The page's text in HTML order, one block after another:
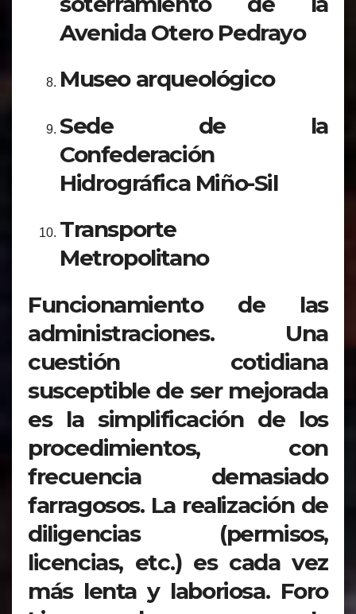
Avenida Otero Pedrayo
Museo arqueológico
Sede de la
Confederación
Hidrográfica Miño-Sil
Transporte
Metropolitano
Funcionamiento de las
administraciones. Una
cuestión cotidiana
susceptible de ser mejorada
es la simplificación de los
procedimientos, con
frecuencia demasiado
farragosos. La realización de
diligencias (permisos,
licencias, etc.) es cada vez
más lenta y laboriosa. Foro